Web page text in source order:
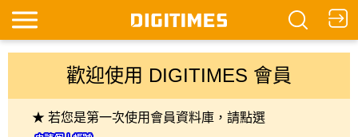
歡迎使用 DIGITIMES 會員
★ 若您是第一次使用會員資料庫，請點選